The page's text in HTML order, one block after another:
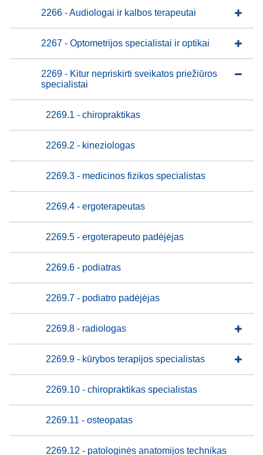
2266 - Audiologai ir kalbos terapeutai
2267 - Optometrijos specialistai ir optikai
2269 - Kitur nepriskirti sveikatos priežiūros
specialistai
2269.1 - chiropraktikas
2269.2 - kineziologas
2269.3 - medicinos fizikos specialistas
2269.4 - ergoterapeutas
2269.5 - ergoterapeuto padėjėjas
2269.6 - podiatras
2269.7 - podiatro padėjėjas
2269.8 - radiologas
2269.9 - kūrybos terapijos specialistas
2269.10 - chiropraktikas specialistas
2269.11 - osteopatas
2269.12 - patologinės anatomijos technikas